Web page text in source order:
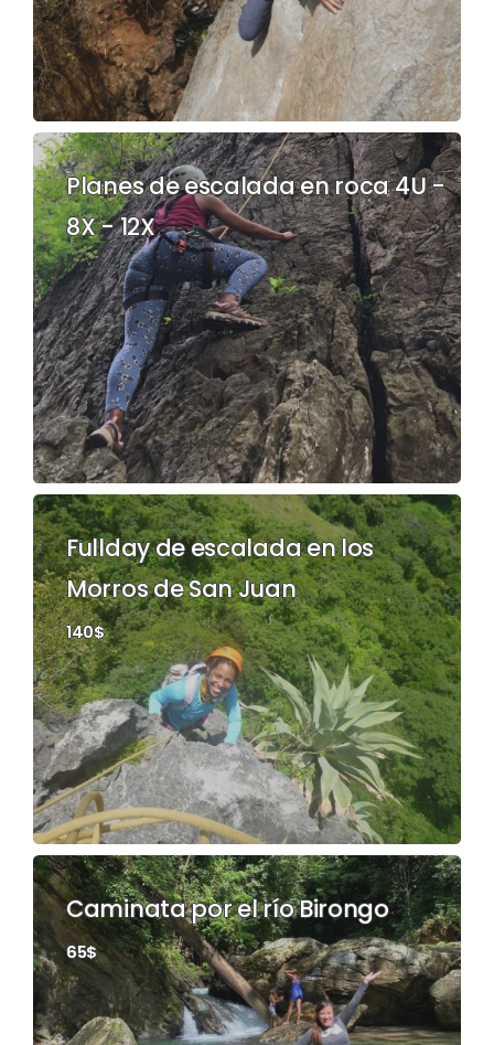
Planes de escalada en roca 4U -
8X - 12X
Fullday de escalada en los
Morros de San Juan
140$
Caminata por el río Birongo
65$